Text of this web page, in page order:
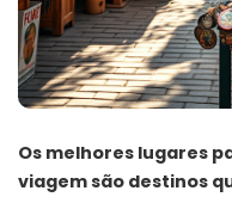
Os melhores lugares
viagem são destinos